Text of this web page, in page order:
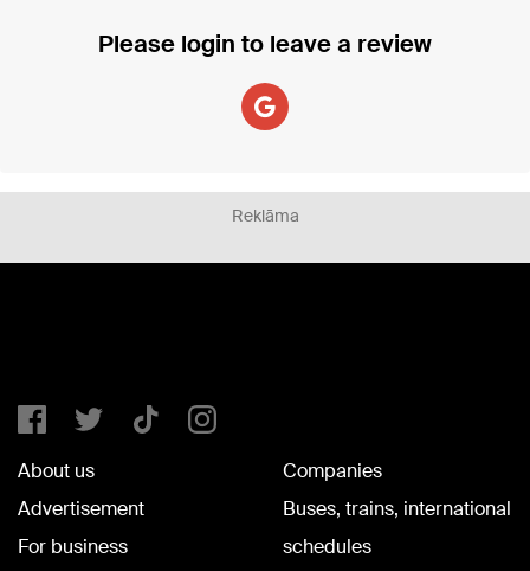
Please login to leave a review
Reklāma
About us
Advertisement
For business
Companies
Buses, trains, international
schedules